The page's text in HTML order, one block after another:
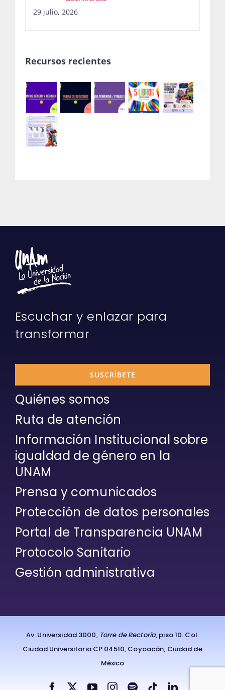
29 julio, 2026
Recursos recientes
Escuchar y enlazar para
transformar
SUSCRÍBETE
Quiénes somos
Ruta de atención
Información Institucional sobre
igualdad de género en la
UNAM
Prensa y comunicados
Protección de datos personales
Portal de Transparencia UNAM
Protocolo Sanitario
Gestión administrativa
Av. Universidad 3000, Torre de Rectoría, piso 10. Col.
Ciudad Universitaria CP 04510, Coyoacán, Ciudad de
México